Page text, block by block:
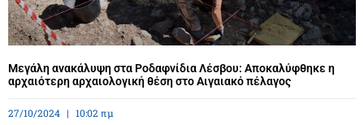
Μεγάλη ανακάλυψη στα Ροδαφνίδια Λέσβου: Αποκαλύφθηκε η
αρχαιότερη αρχαιολογική θέση στο Αιγαιακό πέλαγος
27/10/2024 10:02 πμ